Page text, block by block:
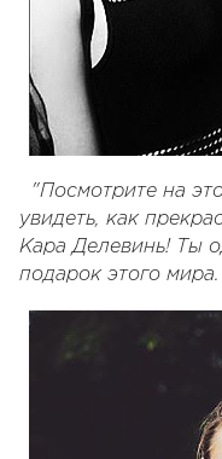
"Посмотрите на
увидеть, как
Кара Делевинь! Ты
подарок этого